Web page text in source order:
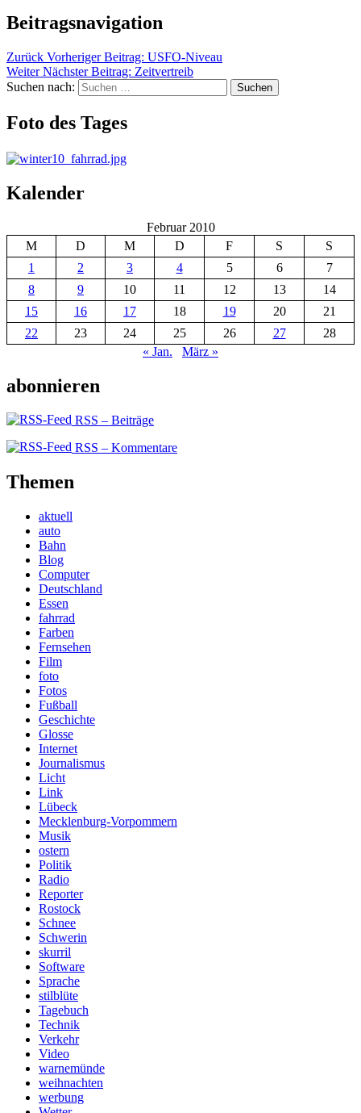
Beitragsnavigation
Zurück Vorheriger Beitrag: USFO-Niveau
Weiter Nächster Beitrag: Zeitvertreib
Suchen nach:
Suchen
Foto des Tages
Kalender
Februar 2010
M
D M D F S
S
1
2 3 4 5 6
7
8
9 10 11 12 13
14
15
16 17 18 19 20
21
22
23 24 25 26 27
28
« Jan.
März »
abonnieren
RSS – Beiträge
RSS – Kommentare
Themen
aktuell
auto
Bahn
Blog
Computer
Deutschland
Essen
fahrrad
Farben
Fernsehen
Film
foto
Fotos
Fußball
Geschichte
Glosse
Internet
Journalismus
Licht
Link
Lübeck
Mecklenburg-Vorpommern
Musik
ostern
Politik
Radio
Reporter
Rostock
Schnee
Schwerin
skurril
Software
Sprache
stilblüte
Tagebuch
Technik
Verkehr
Video
warnemünde
weihnachten
werbung